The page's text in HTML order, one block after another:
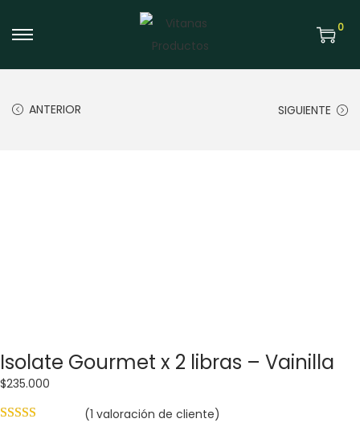
0
ANTERIOR SIGUIENTE
Isolate Gourmet x 2 libras – Vainilla
$235.000
(1 valoración de cliente)